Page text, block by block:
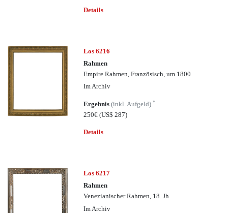
Details
Los 6216
Rahmen
Empire Rahmen, Französisch, um 1800
Im Archiv
Ergebnis(inkl. Aufgeld)*
250€(US$ 287)
Details
Los 6217
Rahmen
Venezianischer Rahmen, 18. Jh.
Im Archiv